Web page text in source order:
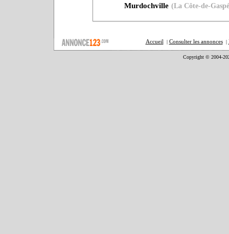
Murdochville (La Côte-de-
Accueil | Consulter les annonces|
Copyright © 2004-